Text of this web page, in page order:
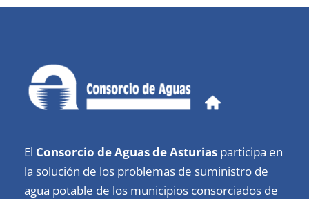
El Consorcio de Aguas de Asturias participa en
la solución de los problemas de suministro de
agua potable de los municipios consorciados de